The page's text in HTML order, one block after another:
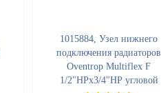
1015884, Узел нижнего
подключения радиаторов
Oventrop Multiflex F
1/2"НРx3/4"НР угловой